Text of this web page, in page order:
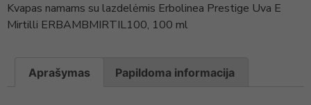
Kvapas namams su lazdelėmis Erbolinea Prestige Uva E
Mirtilli ERBAMBMIRTIL100, 100 ml
Aprašymas Papildoma informacija